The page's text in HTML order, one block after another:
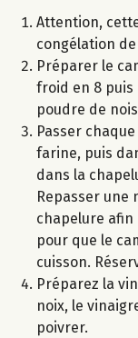
Attention,
congélation de
Préparer le
froid en 8 puis
poudre de
Passer
farine, puis
dans la
Repasser une
chapelure afin
pour que le
cuisson.
Préparez la
noix, le
poivrer.